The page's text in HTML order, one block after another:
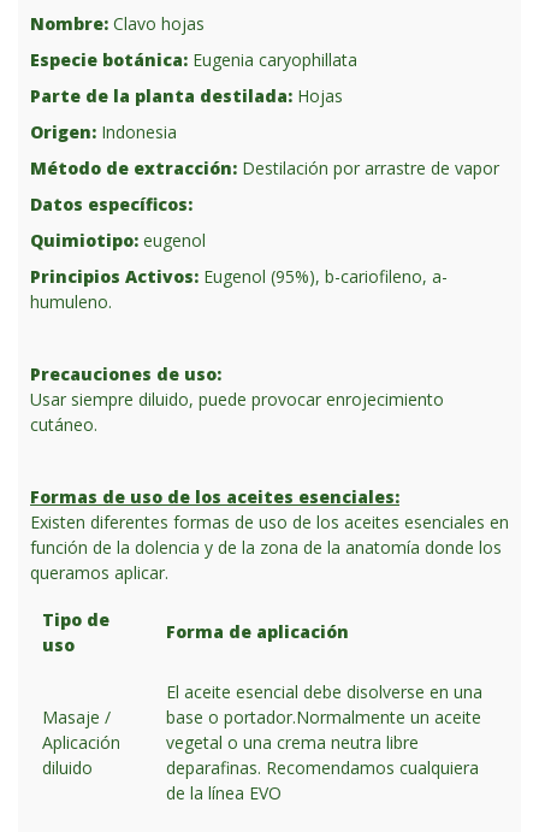
Nombre: Clavo hojas
Especie botánica: Eugenia caryophillata
Parte de la planta destilada: Hojas
Origen: Indonesia
Método de extracción: Destilación por arrastre de vapor
Datos específicos:
Quimiotipo: eugenol
Principios Activos: Eugenol (95%), b-cariofileno, a-
humuleno.
Precauciones de uso:
Usar siempre diluido, puede provocar enrojecimiento
cutáneo.
Formas de uso de los aceites esenciales:
Existen diferentes formas de uso de los aceites esenciales en
función de la dolencia y de la zona de la anatomía donde los
queramos aplicar.
Tipo de
uso
Forma de aplicación
Masaje /
Aplicación
diluido
El aceite esencial debe disolverse en una
base o portador.Normalmente un aceite
vegetal o una crema neutra libre
deparafinas. Recomendamos cualquiera
de la línea EVO